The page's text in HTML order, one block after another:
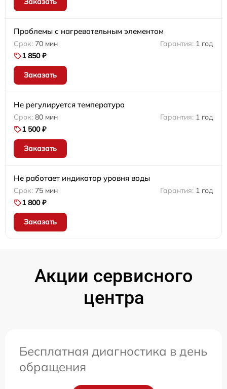
Проблемы с нагревательным элементом
70 мин
1 год
1 850 ₽
Заказать
Не регулируется температура
80 мин
1 год
1 500 ₽
Заказать
Не работает индикатор уровня воды
75 мин
1 год
1 800 ₽
Заказать
Акции сервисного
центра
Бесплатная диагностика в день
обращения